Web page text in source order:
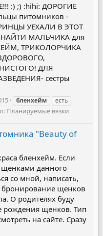
:) ;) :hihi: ДОРОГИЕ
питомников -
УЕХАЛИ В ЭТОТ
МАЛЬЧИКА для
ТРИКОЛОРЧИКА
ДЛЯ
сестры
бленхейм
есть
Планируемые вязки
"Beauty of
бленхейм. Если
щенками данного
со мной, написать,
щенков
О родителях буду
рождения щенков. Тип
на сайте. Сразу